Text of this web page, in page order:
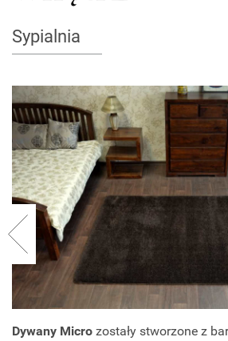
Sypialnia
Dywany Micro zostały stworzone z